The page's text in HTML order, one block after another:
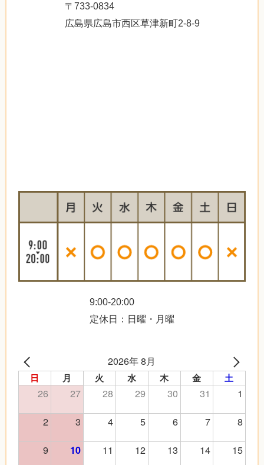
〒733-0834
広島県広島市西区草津新町2-8-9
9:00-20:00
定休日：日曜・月曜
2026年 8月
日 月 火 水 木 金 土
26 27 28 29 30 31
1
2
3 4 5 6 7
8
9
10 11 12 13 14
15